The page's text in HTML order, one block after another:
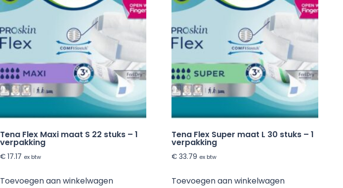
Tena Flex Maxi maat S 22 stuks – 1
verpakking
€ 17.17 ex btw
Toevoegen aan winkelwagen
Tena Flex Super maat L 30 stuks – 1
verpakking
€ 33.79 ex btw
Toevoegen aan winkelwagen